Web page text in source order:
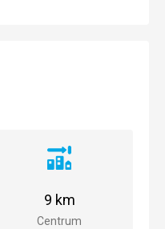
Vzdialenosť
centra
Centrum
9 km